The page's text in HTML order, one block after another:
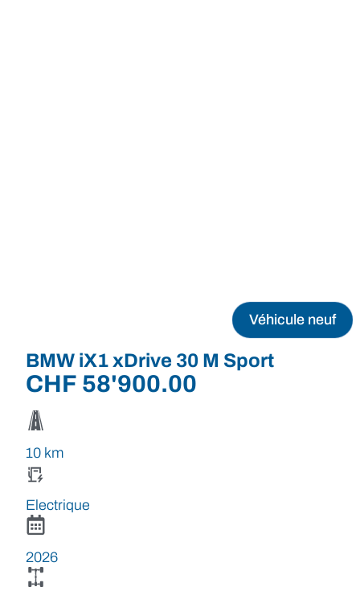
Véhicule neuf
BMW iX1 xDrive 30 M Sport
CHF 58'900.00
10 km
Electrique
2026